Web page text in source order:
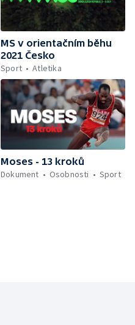
MS v orientačním běhu
2021 Česko
Sport
Atletika
Moses - 13 kroků
Dokument
Osobnosti Sport